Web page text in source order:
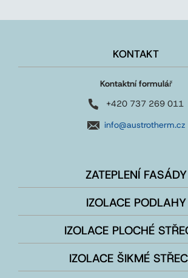
KONTAKT
Kontaktní formulář
+420 737 269 011
info@austrotherm.cz
ZATEPLENÍ FASÁDY
IZOLACE PODLAHY
IZOLACE PLOCHÉ
IZOLACE ŠIKMÉ